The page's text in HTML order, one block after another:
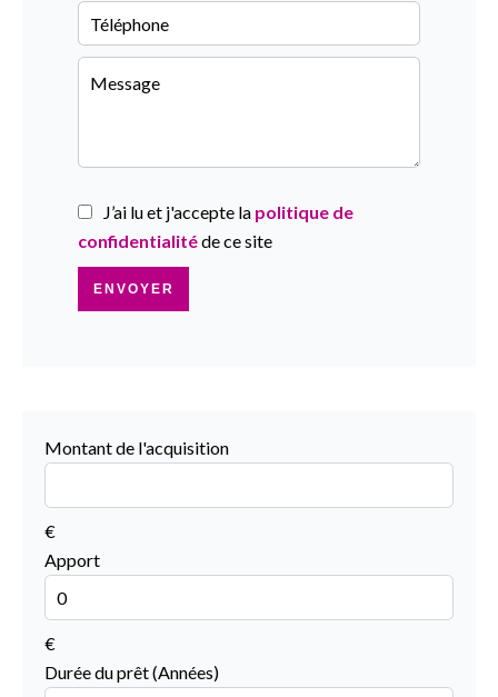
J’ai lu et j'accepte la politique de
confidentialitéde ce site
ENVOYER
Montant de l'acquisition
€
Apport
€
Durée du prêt (Années)